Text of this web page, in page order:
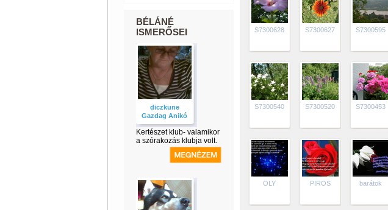
BÉLÁNÉ
ISMERŐSEI
diczkune
Gazdag Anikó
Kertészet klub- valamikor
a szórakozás klubja volt.
S7300628 S7300627 S7300595
S7300540 S7300520 S7300453
OLY PIROS barátok